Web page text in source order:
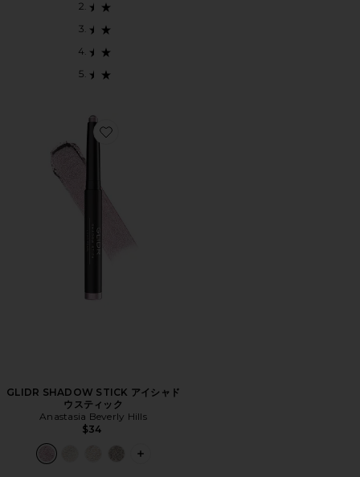
Favorite GLIDR SHADOW STICK アイシャドウスティッ
GLIDR SHADOW STICK アイシャド
ウスティック
Anastasia Beverly Hills
$34
PLUS ICON TO SEE MORE OPTIONS